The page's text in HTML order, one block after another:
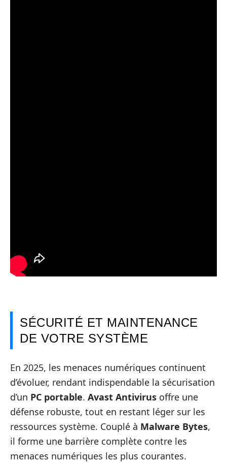
SÉCURITÉ ET MAINTENANCE
DE VOTRE SYSTÈME
En 2025, les menaces numériques continuent
d’évoluer, rendant indispendable la sécurisation
d’un PC portable. Avast Antivirus offre une
défense robuste, tout en restant léger sur les
ressources système. Couplé à Malware Bytes,
il forme une barrière complète contre les
menaces numériques les plus courantes.